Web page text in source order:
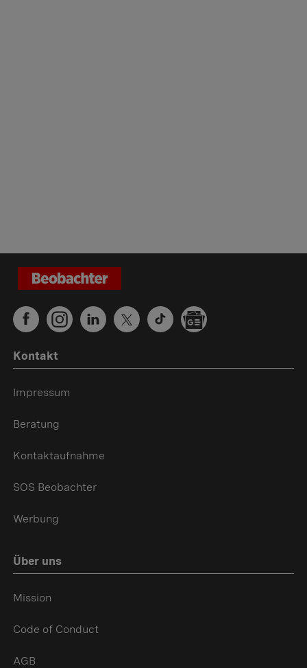
Kontakt
Impressum
Beratung
Kontaktaufnahme
SOS Beobachter
Werbung
Über uns
Mission
Code of Conduct
AGB